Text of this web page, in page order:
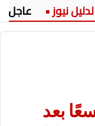
عاجل:
بعد